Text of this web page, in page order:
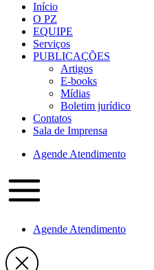
Início
O PZ
EQUIPE
Serviços
PUBLICAÇÕES
Artigos
E-books
Mídias
Boletim jurídico
Contatos
Sala de Imprensa
Agende Atendimento
Agende Atendimento